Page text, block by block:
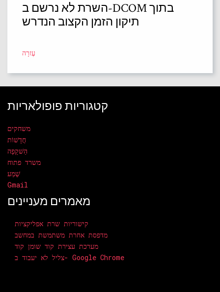
השרת לא נרשם ב-DCOM בתוך
תיקון הזמן הקצוב הנדרש
עֶזרָה
קטגוריות פופולאריות
משחקים
חֲדָשׁוֹת
הַשׁקָפָה
משרד פתוח
שֶׁמַע
Gmail
מאמרים מעניינים
קישוריות שרת אפליקציות
מדפסת אחרת משתמשת במחשב
מערכת עצירת קוד שומן קוד
צליל לא יעבוד ב- Google Chrome